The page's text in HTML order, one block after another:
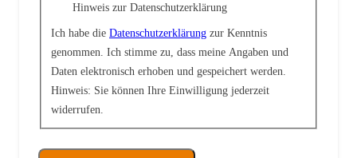
Hinweis zur Datenschutzerklärung
Ich habe die Datenschutzerklärung zur Kenntnis
genommen. Ich stimme zu, dass meine Angaben und
Daten elektronisch erhoben und gespeichert werden.
Hinweis: Sie können Ihre Einwilligung jederzeit
widerrufen.